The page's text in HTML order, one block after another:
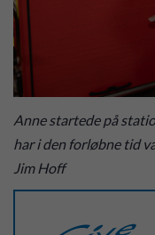
Anne startede på
har i den forløbne tid
Jim Hoff